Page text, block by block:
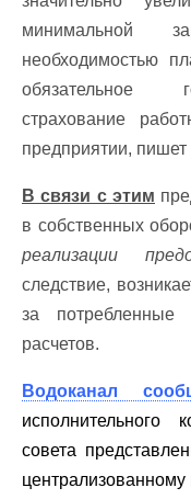
минимальной
необходимостью
обязательное
страхование
предприятии, пишет
В связи с этим
в собственных
реализации
следствие,
за потребленные
расчетов.
Водоканал
исполнительного
совета